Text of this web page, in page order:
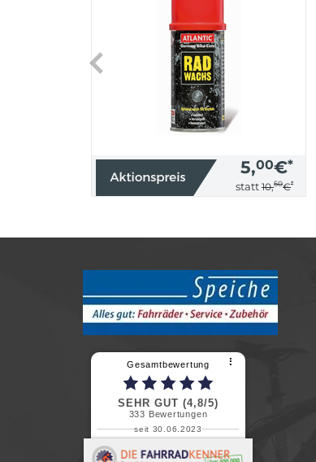
5,00€*
statt 10,50€*
Gesamtbewertung ⠇
SEHR GUT (4,8/5)
333 Bewertungen
seit 30.06.2023
Renate H.